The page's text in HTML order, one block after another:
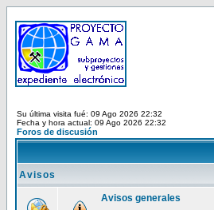
Su última visita fué: 09 Ago 2026 22:32
Fecha y hora actual: 09 Ago 2026 22:32
Foros de discusión
Avisos
Avisos generales